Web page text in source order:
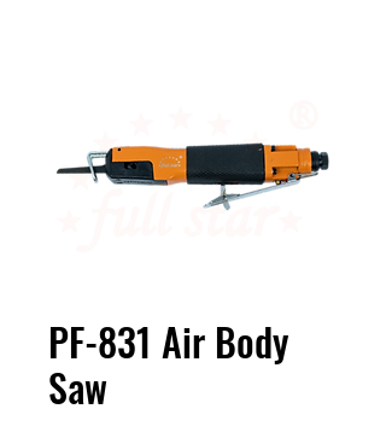
PF-831 Air Body
Saw